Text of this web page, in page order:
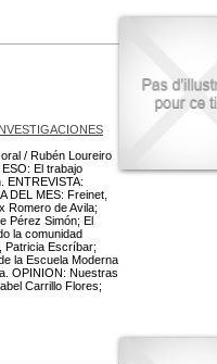
/ Rubén Loureiro
El trabajo
ENTREVISTA:
DEL MES: Freinet,
Romero de Avila;
Pérez Simón; El
la comunidad
Patricia Escríbar;
la Escuela Moderna
OPINION: Nuestras
Carrillo Flores;